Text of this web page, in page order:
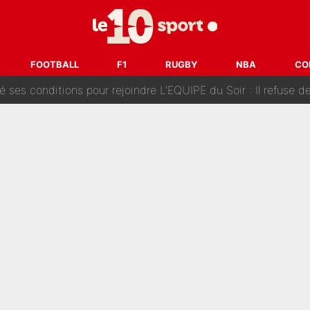
FOOTBALL F1 RUGBY NBA
Voice Kids : Contacté par Matt Pokora, Kylian Mbappé a
terminé, DAZN a fait son choix pour Benjamin Da Silva et
conditions pour rejoindre L'EQUIPE du Soir : Il refuse de faire